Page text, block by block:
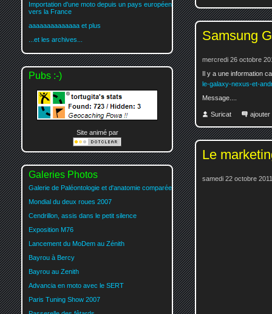
Samsung
mercredi 26 octobre
Il y a une information
le-galaxy-nexus-et-
Message....
Suricat ajouter
Le
samedi 22 octobre
Importation d'une moto depuis un pays européen
vers la France
aaaaaaaaaaaaaa et plus
...et les archives...
Pubs :-)
Site animé par
Galeries Photos
Galerie de Paléontologie et d'anatomie comparée
Mondial du deux roues 2007
Cendrillon, assis dans le petit silence
Exposition M76
Lancement du MoDem au Zénith
Bayrou à Bercy
Bayrou au Zenith
Advancia en moto avec le SERT
Paris Tuning Show 2007